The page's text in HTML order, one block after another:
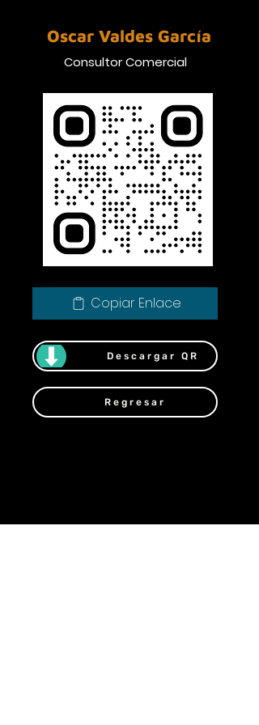
Oscar Valdes García
Consultor Comercial
Copiar Enlace
Descargar QR
Regresar